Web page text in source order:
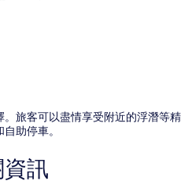
旅客可以盡情享受附近的浮潛等精
助停車。
訊